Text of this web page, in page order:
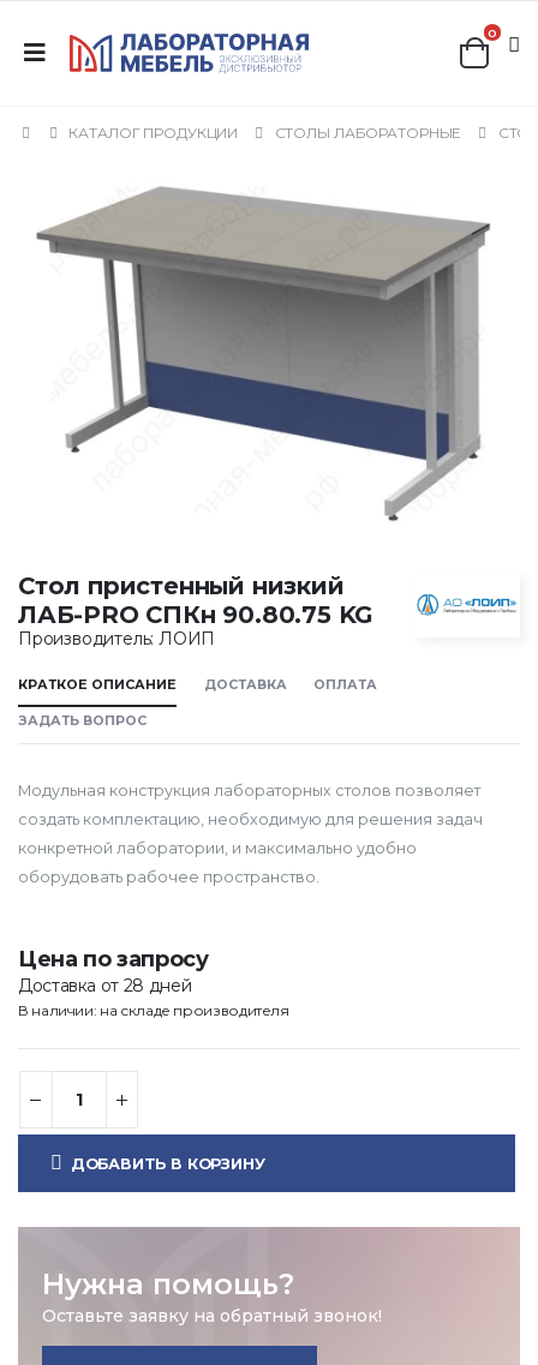
0
КАТАЛОГ ПРОДУКЦИИ СТОЛЫ ЛАБОРАТОРНЫЕ
Стол пристенный низкий
ЛАБ-PRO СПКн 90.80.75 KG
Производитель: ЛОИП
КРАТКОЕ ОПИСАНИЕ ДОСТАВКА ОПЛАТА
ЗАДАТЬ ВОПРОС
Модульная конструкция лабораторных столов позволяет
создать комплектацию, необходимую для решения задач
конкретной лаборатории, и максимально удобно
оборудовать рабочее пространство.
Цена по запросу
Доставка от 28 дней
В наличии: на складе производителя
ДОБАВИТЬ В КОРЗИНУ
Нужна помощь?
Оставьте заявку на обратный звонок!